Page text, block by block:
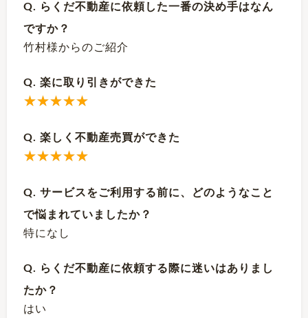
Q. らくだ不動産に依頼した一番の決め手はなん
ですか？
竹村様からのご紹介
Q. 楽に取り引きができた
Q. 楽しく不動産売買ができた
Q. サービスをご利用する前に、どのようなこと
で悩まれていましたか？
特になし
Q. らくだ不動産に依頼する際に迷いはありまし
たか？
はい